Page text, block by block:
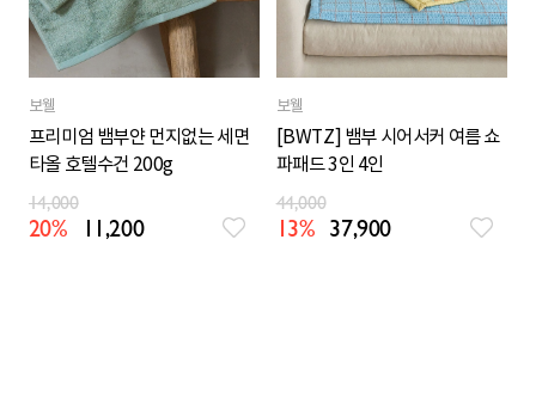
보웰
프리미엄 뱀부얀 먼지없는 세면
타올 호텔수건 200g
14,000
20% 11,200
보웰
[BWTZ] 뱀부 시어서커 여름 쇼
파패드 3인 4인
44,000
13% 37,900